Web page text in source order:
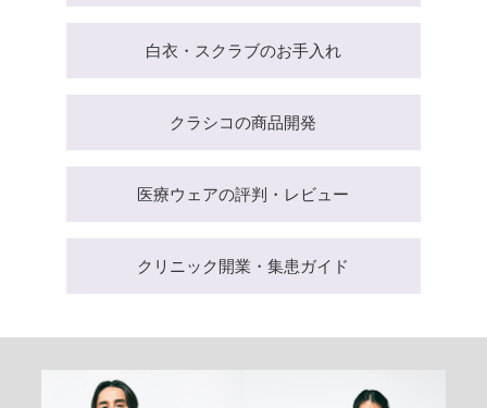
白衣・スクラブのお手入れ
クラシコの商品開発
医療ウェアの評判・レビュー
クリニック開業・集患ガイド